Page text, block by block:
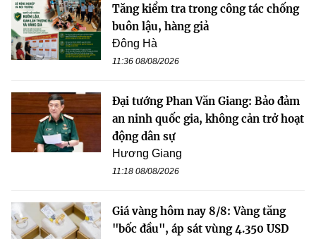
Tăng kiểm tra trong công tác chống
buôn lậu, hàng giả
Đông Hà
11:36 08/08/2026
Đại tướng Phan Văn Giang: Bảo đảm
an ninh quốc gia, không cản trở hoạt
động dân sự
Hương Giang
11:18 08/08/2026
Giá vàng hôm nay 8/8: Vàng tăng
"bốc đầu", áp sát vùng 4.350 USD